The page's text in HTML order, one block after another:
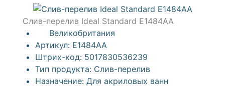
Слив-перелив Ideal Standard E1484AA
Великобритания
Артикул: E1484AA
Штрих-код: 5017830536239
Тип продукта: Слив-перелив
Назначение: Для акриловых ванн